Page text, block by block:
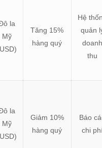
la
Mỹ
Tăng 15%
hàng quý
Hệ
quản
thu
la
Mỹ
Giảm 10%
hàng quý
Báo
chi